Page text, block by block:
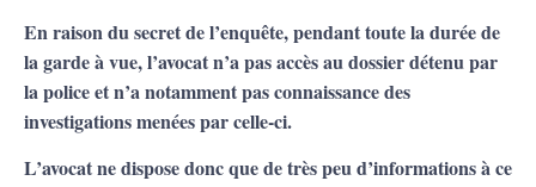
En raison du secret de l’enquête, pendant toute la durée de
la garde à vue, l’avocat n’a pas accès au dossier détenu par
la police et n’a notamment pas connaissance des
investigations menées par celle-ci.
L’avocat ne dispose donc que de très peu d’informations à ce